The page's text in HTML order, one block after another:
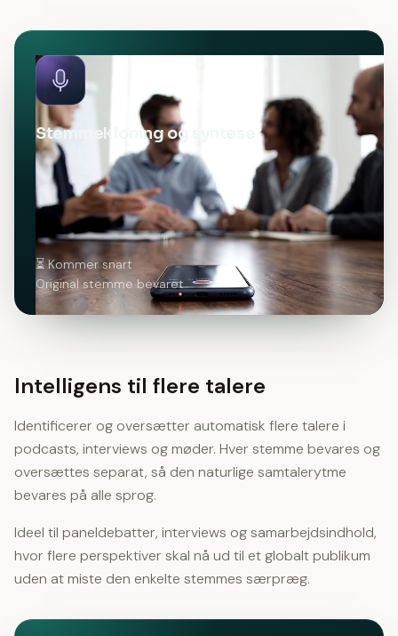
Stemmekloning og syntese
⏳ Kommer snart
Original stemme bevaret
Intelligens til flere talere
Identificerer og oversætter automatisk flere talere i
podcasts, interviews og møder. Hver stemme bevares og
oversættes separat, så den naturlige samtalerytme
bevares på alle sprog.
Ideel til paneldebatter, interviews og samarbejdsindhold,
hvor flere perspektiver skal nå ud til et globalt publikum
uden at miste den enkelte stemmes særpræg.